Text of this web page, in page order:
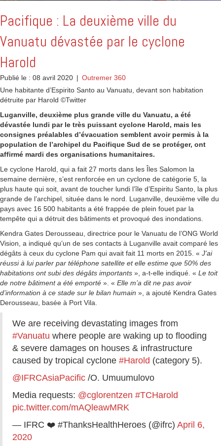
Pacifique : La deuxième ville du
Vanuatu dévastée par le cyclone
Harold
Publié le : 08 avril 2020 | Outremer 360
Une habitante d’Espirito Santo au Vanuatu, devant son habitation
détruite par Harold ©Twitter
Luganville, deuxième plus grande ville du Vanuatu, a été
dévastée lundi par le très puissant cyclone Harold, mais les
consignes préalables d’évacuation semblent avoir permis à la
population de l’archipel du Pacifique Sud de se protéger, ont
affirmé mardi des organisations humanitaires.
Le cyclone Harold, qui a fait 27 morts dans les Îles Salomon la
semaine dernière, s’est renforcée en un cyclone de catégorie 5, la
plus haute qui soit, avant de toucher lundi l’île d’Espiritu Santo, la plus
grande de l’archipel, située dans le nord. Luganville, deuxième ville du
pays avec 16 500 habitants a été frappée de plein fouet par la
tempête qui a détruit des bâtiments et provoqué des inondations.
Kendra Gates Derousseau, directrice pour le Vanuatu de l’ONG World
Vision, a indiqué qu’un de ses contacts à Luganville avait comparé les
dégâts à ceux du cyclone Pam qui avait fait 11 morts en 2015. « J’ai
réussi à lui parler par téléphone satellite et elle estime que 50% des
habitations ont subi des dégâts importants », a-t-elle indiqué. « Le toit
de notre bâtiment a été emporté ». « Elle m’a dit ne pas avoir
d’information à ce stade sur le bilan humain », a ajouté Kendra Gates
Derousseau, basée à Port Vila.
We are receiving devastating images from
#Vanuatu where people are waking up to flooding
& severe damages on houses & infrastructure
caused by tropical cyclone #Harold (category 5).
@IFRCAsiaPacific /O. Umuumulovo
Media requests: @cglorentzen #TCHarold
pic.twitter.com/mAQleawMRK
— IFRC ❤️ #ThanksHealthHeroes (@ifrc) April 6,
2020